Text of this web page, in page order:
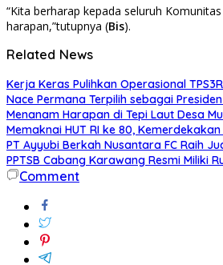
“Kita berharap kepada seluruh
harapan,”tutupnya (Bis).
Related News
Kerja Keras Pulihkan Operasional
Nace Permana Terpilih sebagai
Menanam Harapan di Tepi Laut Desa
Memaknai HUT RI ke 80,
PT Ayyubi Berkah Nusantara FC Raih
PPTSB Cabang Karawang Resmi Miliki
Comment